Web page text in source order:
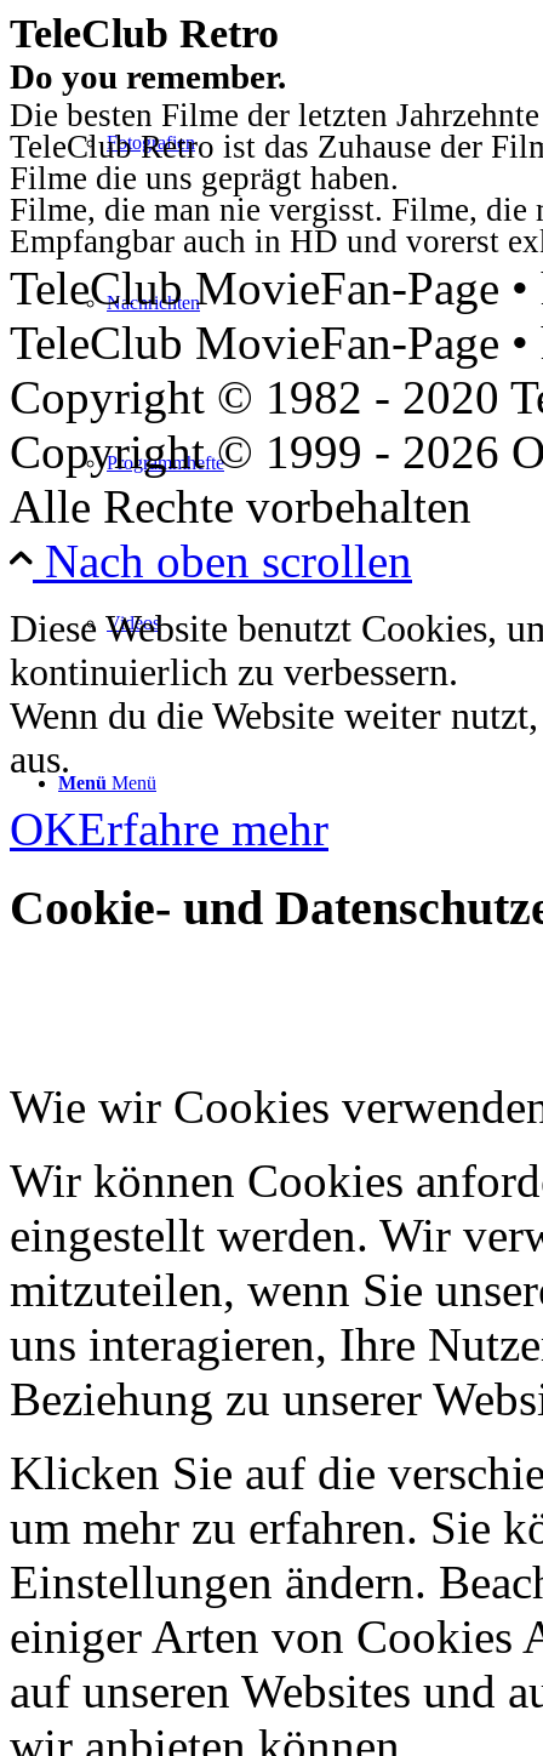
Fotografien
Nachrichten
Programmhefte
Videos
Menü Menü
TeleClub Retro
Do you remember.
Die besten Filme der letzten
TeleClub Retro ist das Zuhause der
Filme die uns geprägt haben.
Filme, die man nie vergisst. Filme, die
Empfangbar auch in HD und vorerst
TeleClub MovieFan-Page
TeleClub MovieFan-Page
Copyright © 1982 - 2020
Copyright © 1999 - 2026
Alle Rechte vorbehalten
Nach oben scrollen
Diese Website benutzt Cookies,
kontinuierlich zu verbessern.
Wenn du die Website weiter
aus.
OKErfahre mehr
Cookie- und
Wie wir Cookies
Wir können Cookies
eingestellt werden. Wir
mitzuteilen, wenn Sie
uns interagieren, Ihre
Beziehung zu unserer
Klicken Sie auf die
um mehr zu erfahren. Sie
Einstellungen ändern.
einiger Arten von Cookies
auf unseren Websites und